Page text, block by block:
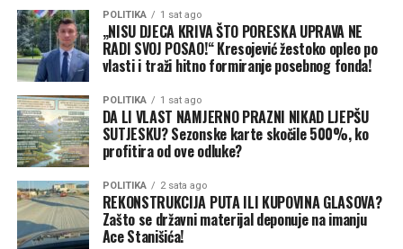
“Zar ne bi porodice sa troje ili više djece trebale biti
oslobođene porodične ulaznica od 300 KM? Grad Foča bi
mogao kao dio pronatalitetne politike da pokloni
porodicama sa troje i više djece godišnje ulaznice”,
predložio je Bodiroga.
On je podsjetio da je firmi “Agens” iz Teslića, koja je na
kraju prošle godine imala dva zaposlena radnika, Vlada
Republike Srpske odobrila zakup svih ugostiteljskih
objekata NP “Sutjeska” na 50 godina.
POLITIKA 1 sat ago
„NISU DJECA KRIVA ŠTO PORESKA UPRAVA NE
RADI SVOJ POSAO!“ Kresojević žestoko opleo po
vlasti i traži hitno formiranje posebnog fonda!
POLITIKA 1 sat ago
DA LI VLAST NAMJERNO PRAZNI NIKAD LJEPŠU
SUTJESKU? Sezonske karte skočile 500%, ko
profitira od ove odluke?
POLITIKA 2 sata ago
REKONSTRUKCIJA PUTA ILI KUPOVINA GLASOVA?
Zašto se državni materijal deponuje na imanju
Ace Stanišića!